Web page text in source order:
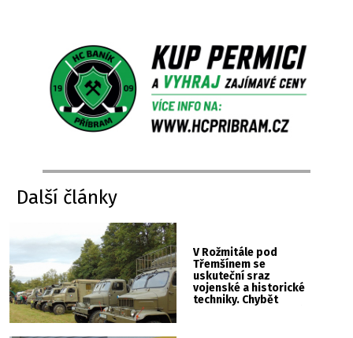
Další články
V Rožmitále pod
Třemšínem se
uskuteční sraz
vojenské a historické
techniky. Chybět